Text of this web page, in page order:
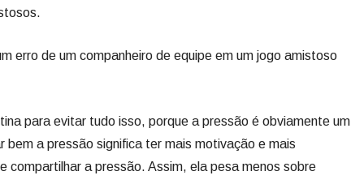
erro de um companheiro de equipe em um jogo amistoso
para evitar tudo isso, porque a pressão é obviamente um
bem a pressão significa ter mais motivação e mais
compartilhar a pressão. Assim, ela pesa menos sobre